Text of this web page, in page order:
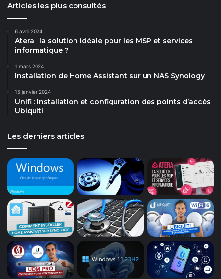
Articles les plus consultés
6 avril 2024
Atera : la solution idéale pour les MSP et services
informatique ?
1 mars 2024
Installation de Home Assistant sur un NAS Synology
15 janvier 2024
Unifi : Installation et configuration des points d’accès
Ubiquiti
Les derniers articles